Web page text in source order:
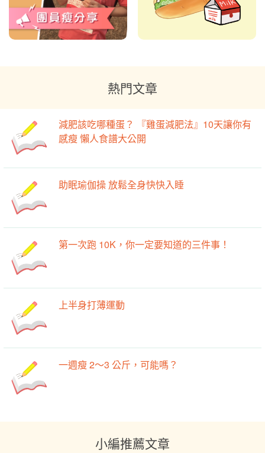
熱門文章
減肥該吃哪種蛋？ 『雞蛋減肥法』10天讓你有
感瘦 懶人食譜大公開
助眠瑜伽操 放鬆全身快快入睡
第一次跑 10K，你一定要知道的三件事！
上半身打薄運動
一週瘦 2～3 公斤，可能嗎？
小編推薦文章